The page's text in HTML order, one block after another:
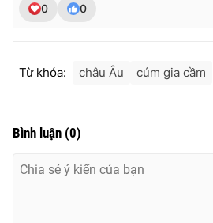
0 0
Từ khóa: châu Âu cúm gia cầm
Bình luận (0)